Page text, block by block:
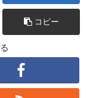
コピー